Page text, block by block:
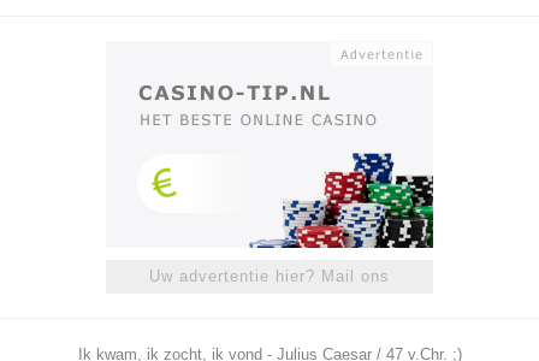
Uw advertentie hier? Mail ons
Ik kwam, ik zocht, ik vond - Julius Caesar / 47 v.Chr. ;)